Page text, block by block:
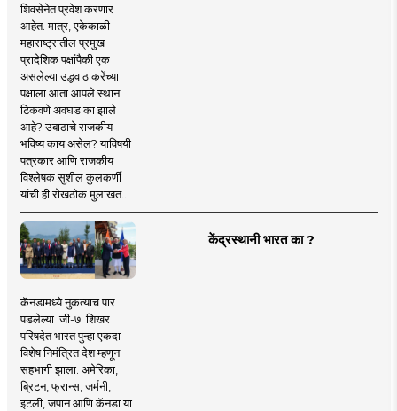
शिवसेनेत प्रवेश करणार
आहेत. मात्र, एकेकाळी
महाराष्ट्रातील प्रमुख
प्रादेशिक पक्षांपैकी एक
असलेल्या उद्धव ठाकरेंच्या
पक्षाला आता आपले स्थान
टिकवणे अवघड का झाले
आहे? उबाठाचे राजकीय
भविष्य काय असेल? याविषयी
पत्रकार आणि राजकीय
विश्लेषक सुशील कुलकर्णी
यांची ही रोखठोक मुलाखत..
केंद्रस्थानी भारत का ?
कॅनडामध्ये नुकत्याच पार
पडलेल्या 'जी-७' शिखर
परिषदेत भारत पुन्हा एकदा
विशेष निमंत्रित देश म्हणून
सहभागी झाला. अमेरिका,
ब्रिटन, फ्रान्स, जर्मनी,
इटली, जपान आणि कॅनडा या